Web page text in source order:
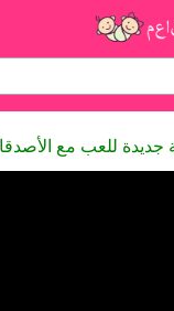
جديدة للعب مع